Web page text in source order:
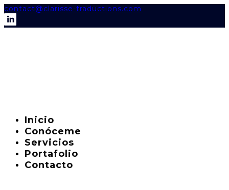
contact@clarisse-traductions.com
Inicio
Conóceme
Servicios
Portafolio
Contacto